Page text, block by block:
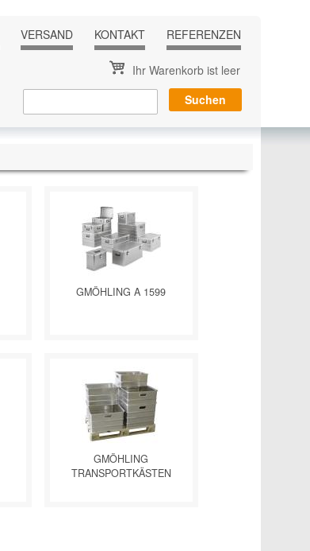
VERSAND KONTAKT REFERENZEN
Ihr Warenkorb ist leer
GMÖHLING A 1599
GMÖHLING
TRANSPORTKÄSTEN